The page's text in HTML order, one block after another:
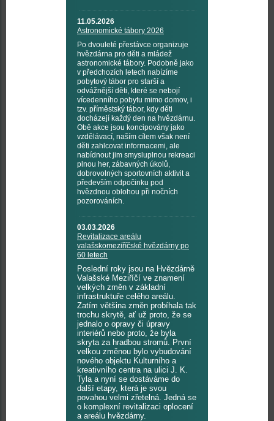
11.05.2026
Astronomické tábory 2026
Po dvouleté přestávce organizuje
hvězdárna pro děti a mládež
astronomické tábory. Podobně jako
v předchozích letech nabízíme
pobytový tábor pro starší a
odvážnější děti, které se nebojí
vícedenního pobytu mimo domov, i
tzv. příměstský tábor, kdy děti
docházejí každý den na hvězdárnu.
Obě akce jsou koncipovány jako
vzdělávací, naším cílem však není
děti zahlcovat informacemi, ale
nabídnout jim smysluplnou rekreaci
plnou her, zábavných úkolů,
dobrovolných sportovních aktivit a
především odpočinku pod
hvězdnou oblohou při nočních
pozorováních.
03.03.2026
Revitalizace areálu
valašskomeziříčské hvězdárny po
60 letech
Poslední roky jsou na Hvězdárně
Valašské Meziříčí ve znamení
velkých změn v základní
infrastruktuře celého areálu.
Zatím většina změn probíhala tak
trochu skrytě, ať už proto, že se
jednalo o opravy či úpravy
interiérů nebo proto, že byla
skryta za hradbou stromů. První
velkou změnou bylo vybudování
nového objektu Kulturního a
kreativního centra na ulici J. K.
Tyla a nyní se dostáváme do
další etapy, která je svou
povahou velmi zřetelná. Jedná se
o komplexní revitalizaci oplocení
a areálu hvězdárny.